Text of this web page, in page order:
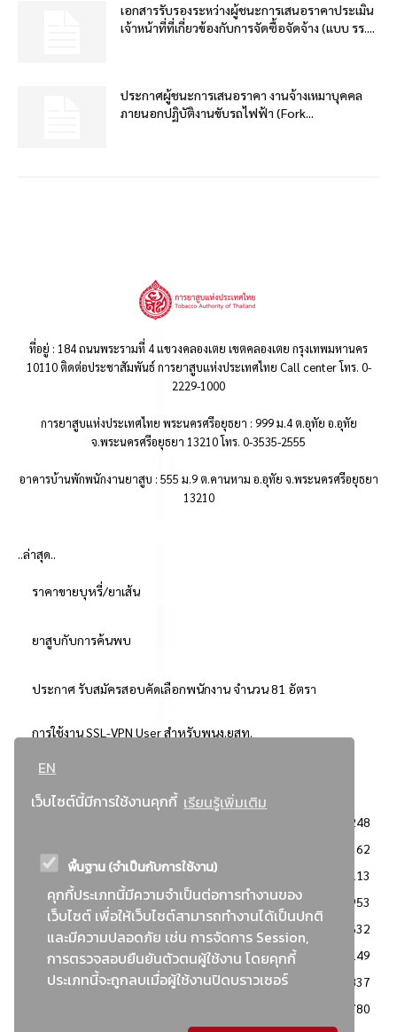
EN
เว็บไซต์นี้มีการใช้งานคุกกี้ เรียนรู้เพิ่มเติม
พื้นฐาน (จำเป็นกับการใช้งาน)
คุกกี้ประเภทนี้มีความจำเป็นต่อการทำงานของ
เว็บไซต์ เพื่อให้เว็บไซต์สามารถทำงานได้เป็นปกติ
และมีความปลอดภัย เช่น การจัดการ Session,
การตรวจสอบยืนยันตัวตนผู้ใช้งาน โดยคุกกี้
ประเภทนี้จะถูกลบเมื่อผู้ใช้งานปิดบราวเซอร์
เอกสารรับรองระหว่างผู้ชนะการเสนอราคาประเมิน
เจ้าหน้าที่ที่เกี่ยวข้องกับการจัดซื้อจัดจ้าง (แบบ รร....
ประกาศผู้ชนะการเสนอราคา งานจ้างเหมาบุคคล
ภายนอกปฏิบัติงานขับรถไฟฟ้า (Fork...
ที่อยู่ : 184 ถนนพระรามที่ 4 แขวงคลองเตย เขตคลองเตย กรุงเทพมหานคร
10110 ติดต่อประชาสัมพันธ์ การยาสูบแห่งประเทศไทย Call center โทร. 0-
2229-1000
การยาสูบแห่งประเทศไทย พระนครศรีอยุธยา : 999 ม.4 ต.อุทัย อ.อุทัย
จ.พระนครศรีอยุธยา 13210 โทร. 0-3535-2555
อาคารบ้านพักพนักงานยาสูบ : 555 ม.9 ต.คานหาม อ.อุทัย จ.พระนครศรีอยุธยา
13210
..ล่าสุด..
ราคาขายบุหรี่/ยาเส้น
ยาสูบกับการค้นพบ
ประกาศ รับสมัครสอบคัดเลือกพนักงาน จำนวน 81 อัตรา
การใช้งาน SSL-VPN User สำหรับพนง.ยสท.
..ยอดนิยม..
3248
2362
: วิธีเฉพาะเจาะจง
2113
ข่าวสาร/ประกาศ
1953
: เอกสารส่งเสริมความโปร่งใสในการจัดซื้อจัดจ้าง
1632
ข่าวสารจัดซื้อจัดจ้าง
1149
: แผนการจัดซื้อจัดจ้าง
837
780